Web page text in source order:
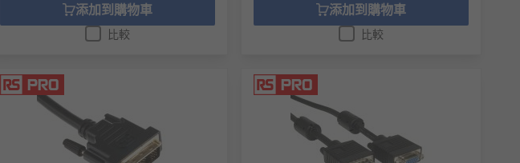
添加到購物車
比較
添加到購物車
比較